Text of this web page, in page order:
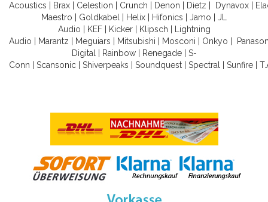
Acoustics
Brax Celestion Crunch Denon Dietz Dynavox
Maestro
Goldkabel Helix Hifonics Jamo
JL
Audio
KEF| Kicker| Klipsch
Lightning
Audio
Marantz Meguiars Mitsubishi Mosconi Onkyo
Digital
Rainbow| Renegade| S-
Conn
Scansonic Shiverpeaks Soundquest Spectral Sunfire